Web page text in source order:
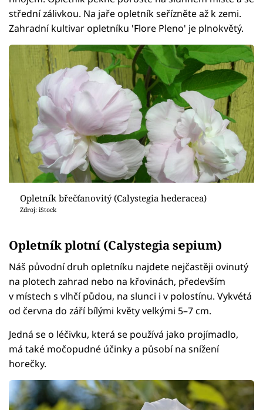
střední zálivkou. Na jaře opletník seřízněte až k zemi.
Zahradní kultivar opletníku 'Flore Pleno' je plnokvětý.
Opletník břečťanovitý (Calystegia hederacea)
Zdroj: iStock
Opletník plotní (Calystegia sepium)
Náš původní druh opletníku najdete nejčastěji ovinutý
na plotech zahrad nebo na křovinách, především
v místech s vlhčí půdou, na slunci i v polostínu. Vykvétá
od června do září bílými květy velkými 5–7 cm.
Jedná se o léčivku, která se používá jako projímadlo,
má také močopudné účinky a působí na snížení
horečky.